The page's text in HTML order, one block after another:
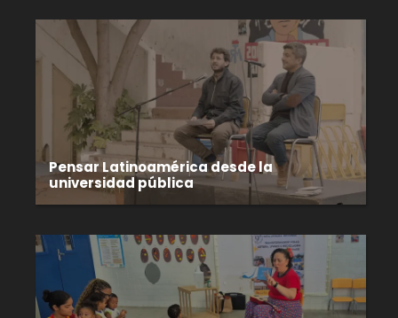
Pensar Latinoamérica desde la
universidad pública